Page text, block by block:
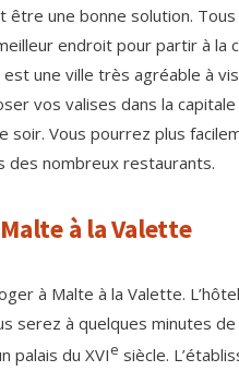
une bonne solution.
endroit pour partir à la
une ville très agréable à
vos valises dans la capitale
Vous pourrez plus
nombreux restaurants.
à la Valette
à Malte à la Valette.
serez à quelques minutes
palais du XVIe siècle.